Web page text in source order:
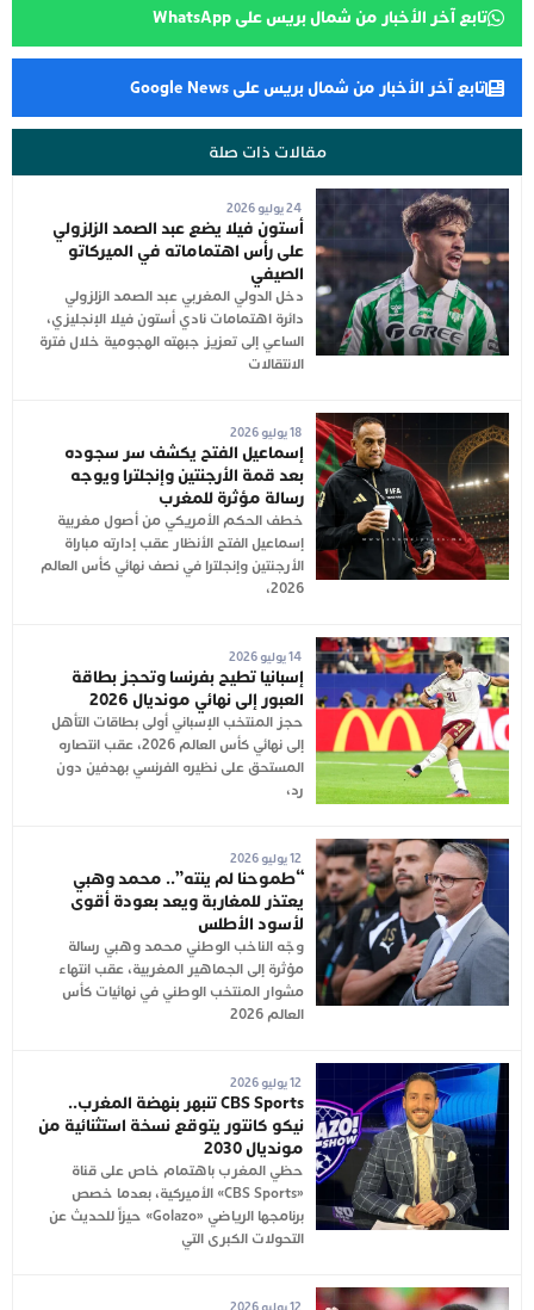
تابع آخر الأخبار من شمال بريس على WhatsApp
تابع آخر الأخبار من شمال بريس على Google News
مقالات ذات صلة
24 يوليو 2026
أستون فيلا يضع عبد الصمد الزلزولي
على رأس اهتماماته في الميركاتو
الصيفي
دخل الدولي المغربي عبد الصمد الزلزولي
دائرة اهتمامات نادي أستون فيلا الإنجليزي،
الساعي إلى تعزيز جبهته الهجومية خلال فترة
الانتقالات
18 يوليو 2026
إسماعيل الفتح يكشف سر سجوده
بعد قمة الأرجنتين وإنجلترا ويوجه
رسالة مؤثرة للمغرب
خطف الحكم الأمريكي من أصول مغربية
إسماعيل الفتح الأنظار عقب إدارته مباراة
الأرجنتين وإنجلترا في نصف نهائي كأس العالم
2026،
14 يوليو 2026
إسبانيا تطيح بفرنسا وتحجز بطاقة
العبور إلى نهائي مونديال 2026
حجز المنتخب الإسباني أولى بطاقات التأهل
إلى نهائي كأس العالم 2026، عقب انتصاره
المستحق على نظيره الفرنسي بهدفين دون
رد،
12 يوليو 2026
“طموحنا لم ينته”.. محمد وهبي
يعتذر للمغاربة ويعد بعودة أقوى
لأسود الأطلس
وجّه الناخب الوطني محمد وهبي رسالة
مؤثرة إلى الجماهير المغربية، عقب انتهاء
مشوار المنتخب الوطني في نهائيات كأس
العالم 2026
12 يوليو 2026
CBS Sports تنبهر بنهضة المغرب..
نيكو كانتور يتوقع نسخة استثنائية من
مونديال 2030
حظي المغرب باهتمام خاص على قناة
«CBS Sports» الأميركية، بعدما خصص
برنامجها الرياضي «Golazo» حيزاً للحديث عن
التحولات الكبرى التي